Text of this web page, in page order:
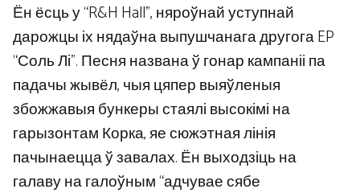
Ён ёсць у “R&H Hall”, няроўнай уступнай
дарожцы іх нядаўна выпушчанага другога EP
“Соль Лі”. Песня названа ў гонар кампаніі па
падачы жывёл, чыя цяпер выяўленыя
збожжавыя бункеры стаялі высокімі на
гарызонтам Корка, яе сюжэтная лінія
пачынаецца ў завалах. Ён выходзіць на
галаву на галоўным “адчувае сябе